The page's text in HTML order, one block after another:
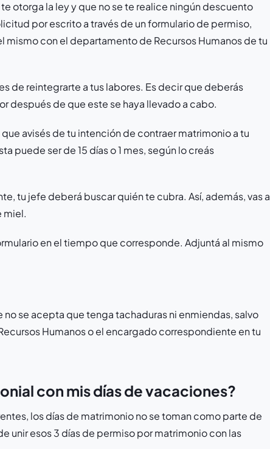
otorga la ley y que no se te realice ningún descuento
por escrito a través de un formulario de permiso,
con el departamento de Recursos Humanos de tu
de reintegrarte a tus labores. Es decir que deberás
después de que este se haya llevado a cabo.
avisés de tu intención de contraer matrimonio a tu
puede ser de 15 días o 1 mes, según lo creás
tu jefe deberá buscar quién te cubra. Así, además, vas a
miel.
en el tiempo que corresponde. Adjuntá al mismo
se acepta que tenga tachaduras ni enmiendas, salvo
Humanos o el encargado correspondiente en tu
con mis días de vacaciones?
los días de matrimonio no se toman como parte de
unir esos 3 días de permiso por matrimonio con las